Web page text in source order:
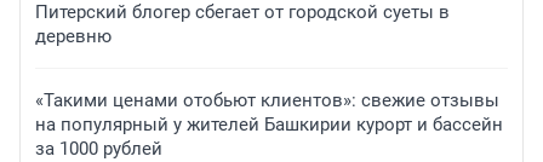
Питерский блогер сбегает от городской суеты в
деревню
«Такими ценами отобьют клиентов»: свежие отзывы
на популярный у жителей Башкирии курорт и бассейн
за 1000 рублей